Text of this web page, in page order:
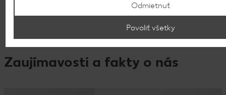
Brigády pre študentov
Zaujímavosti a fakty o nás
Odmietnuť
Povoliť všetky